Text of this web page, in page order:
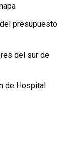
presupuesto
del sur de
de Hospital